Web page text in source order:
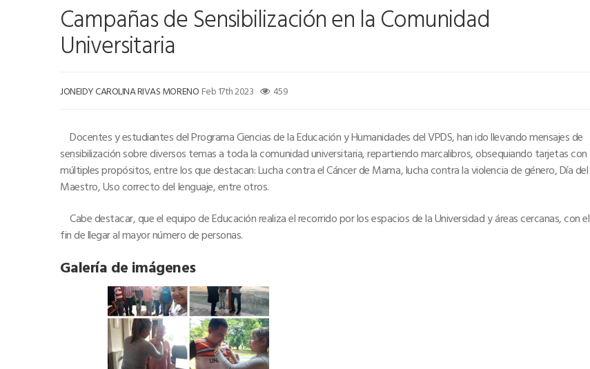
Campañas de Sensibilización en la Comunidad
Universitaria
JONEIDY CAROLINA RIVAS MORENO Feb 17th 2023 459
Docentes y estudiantes del Programa Ciencias de la Educación y Humanidades del VPDS, han ido llevando mensajes de
sensibilización sobre diversos temas a toda la comunidad universitaria, repartiendo marcalibros, obsequiando tarjetas con
múltiples propósitos, entre los que destacan: Lucha contra el Cáncer de Mama, lucha contra la violencia de género, Día del
Maestro, Uso correcto del lenguaje, entre otros.
Cabe destacar, que el equipo de Educación realiza el recorrido por los espacios de la Universidad y áreas cercanas, con el
fin de llegar al mayor número de personas.
Galería de imágenes